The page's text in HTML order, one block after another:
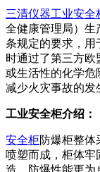
三清仪器工业安全
全健康管理局）生
条规定的要求，用
时通过了第三方欧
或生活性的化学危
减少火灾事故的发
工业安全柜介绍：
安全柜防爆柜整体
喷塑而成，柜体牢
造，防爆性能更为